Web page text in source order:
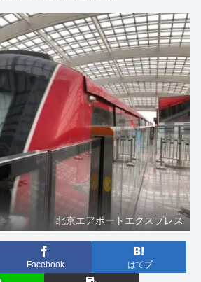
北京エアポートエクスプレス
Facebook はてブ